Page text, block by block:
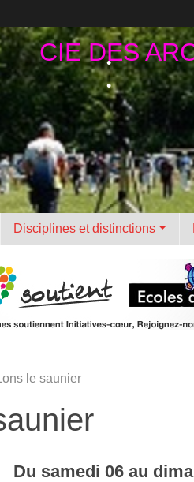
CIE DES
Disciplines et distinctions
le saunier
Du samedi 06au